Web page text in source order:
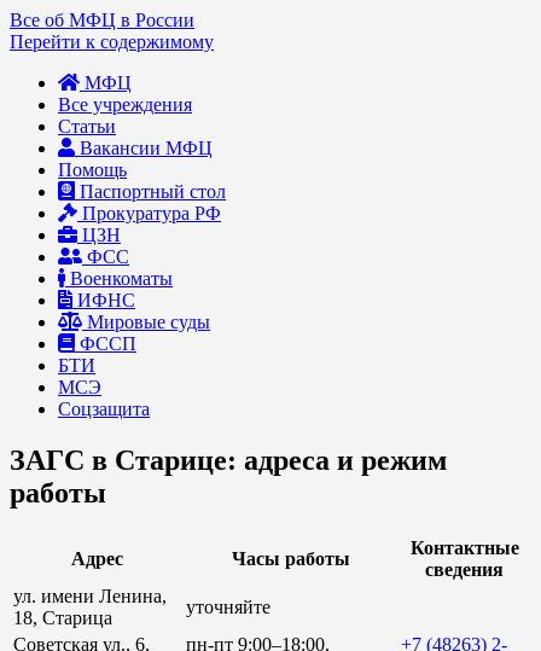
Все об МФЦ в России
Перейти к содержимому
МФЦ
Все учреждения
Статьи
Вакансии МФЦ
Помощь
Паспортный стол
Прокуратура РФ
ЦЗН
ФСС
Военкоматы
ИФНС
Мировые суды
ФССП
БТИ
МСЭ
Соцзащита
ЗАГС в Старице: адреса и режим
работы
Адрес Часы работы
Контактные
сведения
ул. имени Ленина,
18, Старица
уточняйте
Советская ул., 6,
пн-пт 9:00–18:00,
+7 (48263) 2-